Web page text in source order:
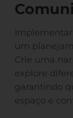
um
Crie uma
explore
garantindo
espaço e